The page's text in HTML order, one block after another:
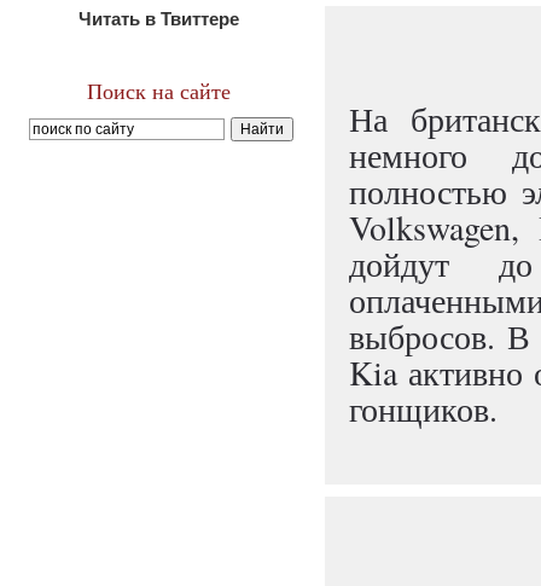
Читать в Твиттере
Поиск на сайте
На
немного
полностью
дойдут
выбросов.
Kia активно
гонщиков.